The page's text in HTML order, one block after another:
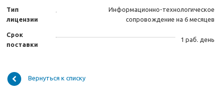
Тип
лицензии
Информационно-технологическое
сопровождение на 6 месяцев
Срок
поставки
1 раб. день
Вернуться к списку